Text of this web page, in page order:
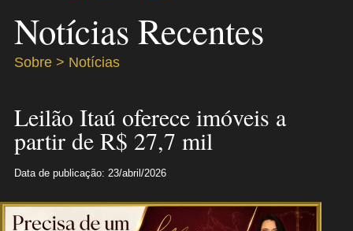
Notícias Recentes
Sobre > Notícias
Leilão Itaú oferece imóveis a
partir de R$ 27,7 mil
Data de publicação: 23/abril/2026